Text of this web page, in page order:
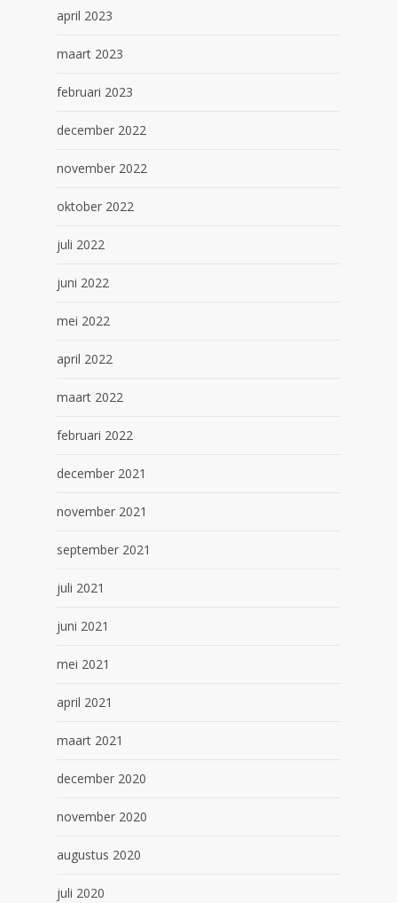
april 2023
maart 2023
februari 2023
december 2022
november 2022
oktober 2022
juli 2022
juni 2022
mei 2022
april 2022
maart 2022
februari 2022
december 2021
november 2021
september 2021
juli 2021
juni 2021
mei 2021
april 2021
maart 2021
december 2020
november 2020
augustus 2020
juli 2020